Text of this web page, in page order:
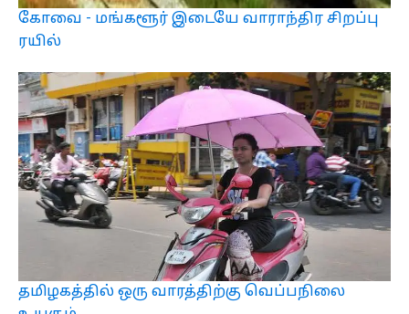
கோவை - மங்களூர் இடையே வாராந்திர சிறப்பு
ரயில்
தமிழகத்தில் ஒரு வாரத்திற்கு வெப்பநிலை